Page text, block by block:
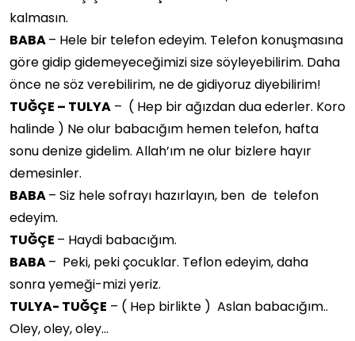
kalmasın.
BABA– Hele bir telefon edeyim. Telefon konuşmasına
göre gidip gidemeyeceğimizi size söyleyebilirim. Daha
önce ne söz verebilirim, ne de gidiyoruz diyebilirim!
TUĞÇE – TULYA – ( Hep bir ağızdan dua ederler. Koro
halinde ) Ne olur babacığım hemen telefon, hafta
sonu denize gidelim. Allah’ım ne olur bizlere hayır
demesinler.
BABA– Siz hele sofrayı hazırlayın, ben de telefon
edeyim.
TUĞÇE – Haydi babacığım.
BABA– Peki, peki çocuklar. Teflon edeyim, daha
sonra yemeği-mizi yeriz.
TULYA- TUĞÇE – ( Hep birlikte ) Aslan babacığım..
Oley, oley, oley…